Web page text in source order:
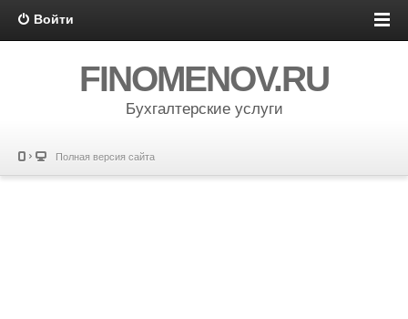
Войти
FINOMENOV.RU
Бухгалтерские услуги
Полная версия сайта